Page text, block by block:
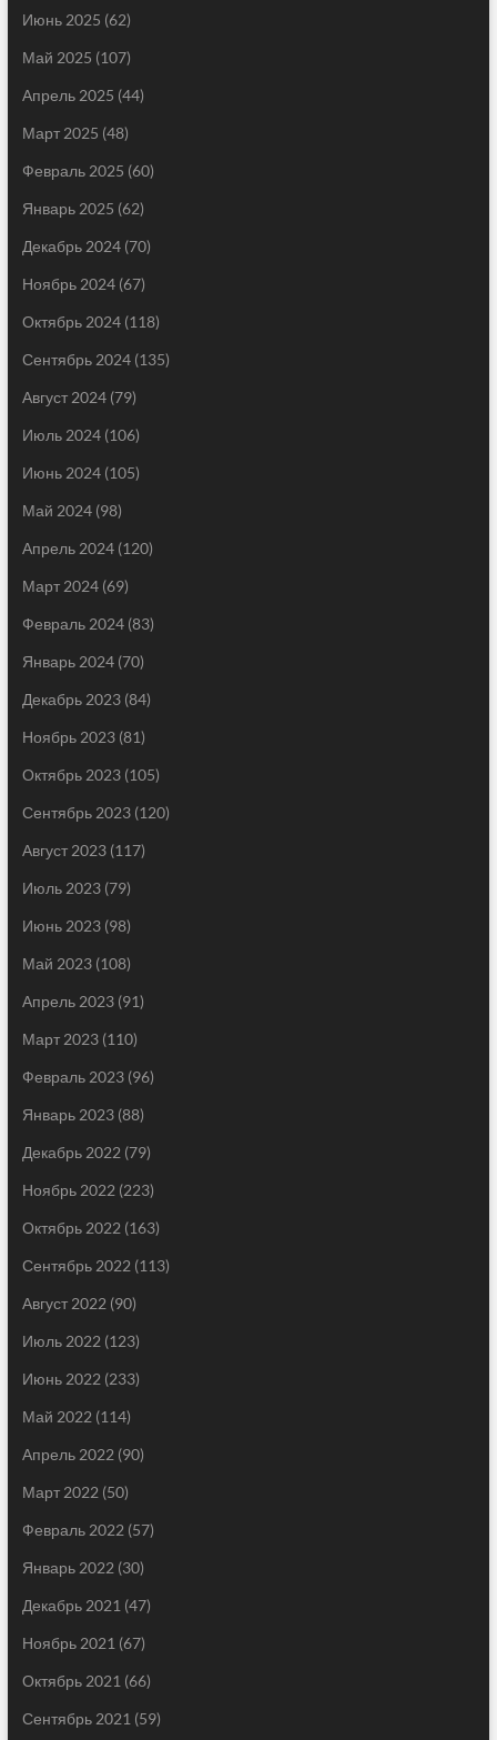
Июнь 2025 (62)
Май 2025 (107)
Апрель 2025 (44)
Март 2025 (48)
Февраль 2025 (60)
Январь 2025 (62)
Декабрь 2024(70)
Ноябрь 2024(67)
Октябрь 2024(118)
Сентябрь 2024(135)
Август 2024(79)
Июль 2024(106)
Июнь 2024(105)
Май 2024(98)
Апрель 2024(120)
Март 2024(69)
Февраль 2024(83)
Январь 2024(70)
Декабрь 2023(84)
Ноябрь 2023(81)
Октябрь 2023(105)
Сентябрь 2023(120)
Август 2023(117)
Июль 2023(79)
Июнь 2023(98)
Май 2023(108)
Апрель 2023(91)
Март 2023(110)
Февраль 2023(96)
Январь 2023(88)
Декабрь 2022 (79)
Ноябрь 2022 (223)
Октябрь 2022 (163)
Сентябрь 2022 (113)
Август 2022 (90)
Июль 2022 (123)
Июнь 2022 (233)
Май 2022 (114)
Апрель 2022 (90)
Март 2022 (50)
Февраль 2022 (57)
Январь 2022 (30)
Декабрь 2021 (47)
Ноябрь 2021 (67)
Октябрь 2021 (66)
Сентябрь 2021 (59)